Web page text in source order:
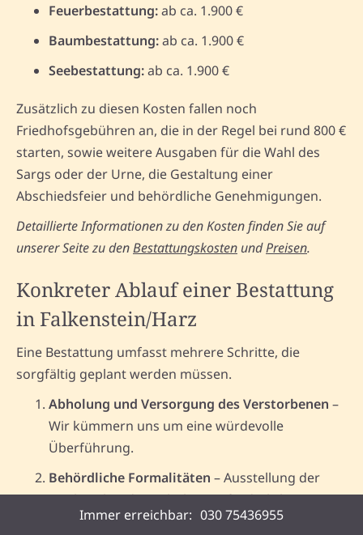
Feuerbestattung:ab ca. 1.900 €
Baumbestattung:ab ca. 1.900 €
Seebestattung:ab ca. 1.900 €
Zusätzlich zu diesen Kosten fallen noch
Friedhofsgebühren an, die in der Regel bei rund 800 €
starten, sowie weitere Ausgaben für die Wahl des
Sargs oder der Urne, die Gestaltung einer
Abschiedsfeier und behördliche Genehmigungen.
Detaillierte Informationen zu den Kosten finden Sie auf
unserer Seite zu denBestattungskosten undPreisen.
Konkreter Ablauf einer Bestattung
in Falkenstein/Harz
Eine Bestattung umfasst mehrere Schritte, die
sorgfältig geplant werden müssen.
Abholung und Versorgung des Verstorbenen –
Wir kümmern uns um eine würdevolle
Überführung.
Behördliche Formalitäten – Ausstellung der
Sterbeurkunde, Einholung erforderlicher
Genehmigungen.
Immer erreichbar: 030 75436955